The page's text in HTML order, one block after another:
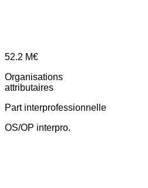
52.2 M€
Organisations
attributaires
Part interprofessionnelle
OS/OP interpro.